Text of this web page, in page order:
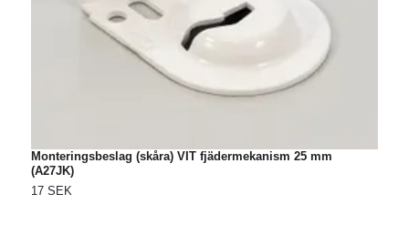
Monteringsbeslag (skåra) VIT fjädermekanism 25 mm
(A27JK)
17 SEK